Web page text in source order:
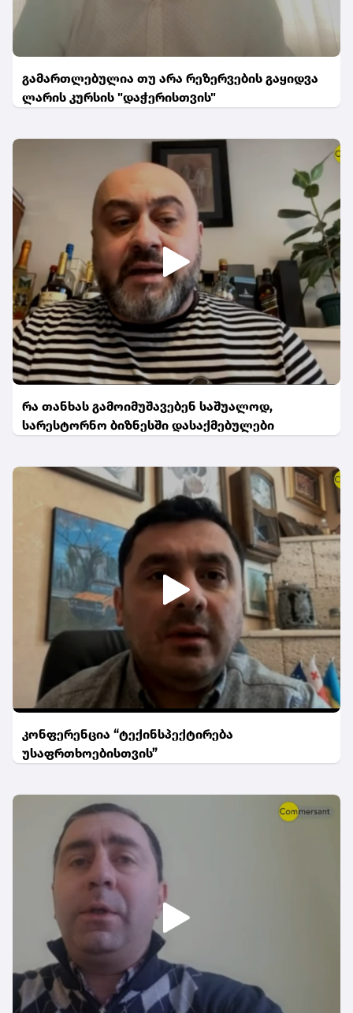
გამართლებულია თუ არა რეზერვების გაყიდვა
ლარის კურსის "დაჭერისთვის"
რა თანხას გამოიმუშავებენ საშუალოდ,
სარესტორნო ბიზნესში დასაქმებულები
კონფერენცია “ტექინსპექტირება
უსაფრთხოებისთვის”